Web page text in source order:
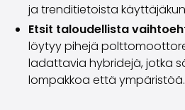
Rahoitus
Kotiintoimitus
SakaVarma hyötyajoneuvoille
Varusteet autoosi
Vetokoukut
ja trenditietoista
Etsit taloudellista
löytyy pihejä
ladattavia hybridejä, jotka
lompakkoa että ympäristöä.